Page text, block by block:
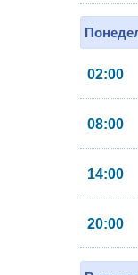
02:00
08:00
14:00
20:00